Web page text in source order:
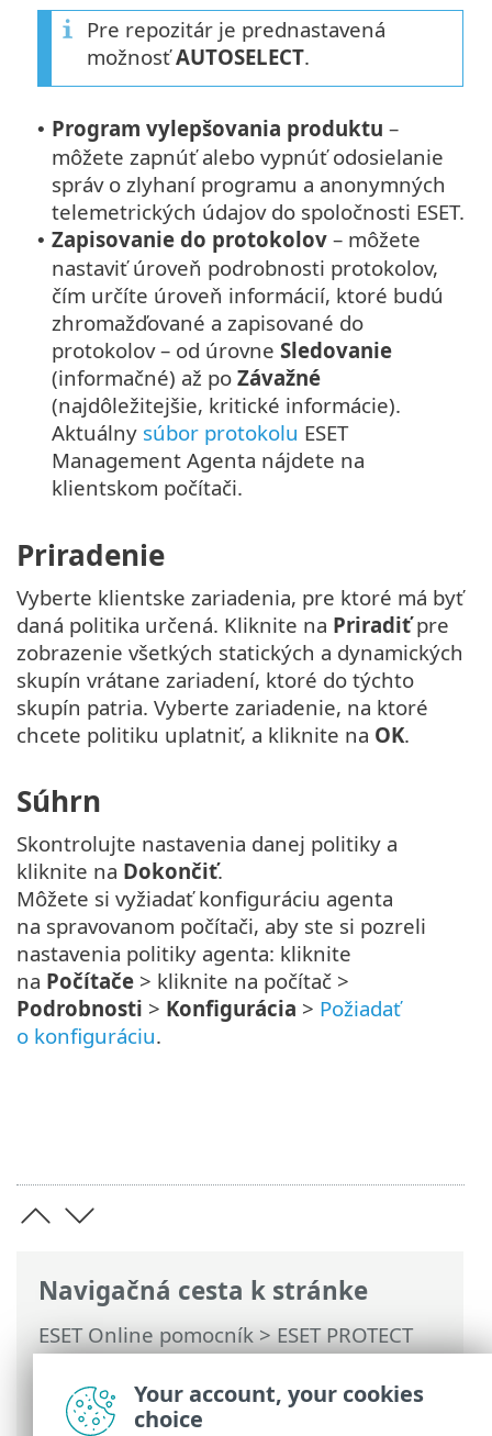
Navigačná cesta k stránke
ESET Online pomocník>ESET PROTECT
On-Prem>Začíname>Nasadenie ESET
Management Agenta> Nastavenia ESET
Management Agenta
Pre repozitár je prednastavená
možnosťAUTOSELECT.
• Program vylepšovania produktu –
môžete zapnúť alebo vypnúť odosielanie
správ o zlyhaní programu a anonymných
telemetrických údajov do spoločnosti ESET.
• Zapisovanie do protokolov – môžete
nastaviť úroveň podrobnosti protokolov,
čím určíte úroveň informácií, ktoré budú
zhromažďované a zapisované do
protokolov – od úrovne Sledovanie
(informačné) až po Závažné
(najdôležitejšie, kritické informácie).
Aktuálny súbor protokolu ESET
Management Agenta nájdete na
klientskom počítači.
Priradenie
Vyberte klientske zariadenia, pre ktoré má byť
daná politika určená. Kliknite na Priradiťpre
zobrazenie všetkých statických a dynamických
skupín vrátane zariadení, ktoré do týchto
skupín patria. Vyberte zariadenie, na ktoré
chcete politiku uplatniť, a kliknite na OK.
Súhrn
Skontrolujte nastavenia danej politiky a
kliknite na Dokončiť.
Môžete si vyžiadať konfiguráciu agenta
na spravovanom počítači, aby ste si pozreli
nastavenia politiky agenta: kliknite
na Počítače > kliknite na počítač >
Podrobnosti > Konfigurácia > Požiadať
o konfiguráciu.
Your account, your cookies
choice